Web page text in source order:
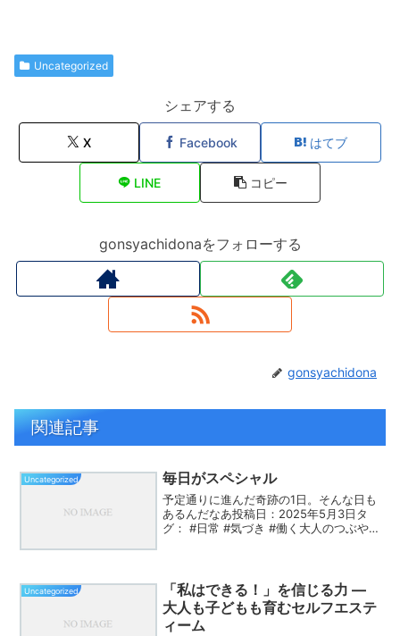
Uncategorized
シェアする
X Facebook はてブ
LINE コピー
gonsyachidonaをフォローする
gonsyachidona
関連記事
Uncategorized 毎日がスペシャル
予定通りに進んだ奇跡の1日。そんな日も
あるんだなあ投稿日：2025年5月3日タ
グ： #日常 #気づき #働く大人のつぶや
を...
Uncategorized
「私はできる！」を信じる力 ―
大人も子どもも育むセルフエステ
ィーム